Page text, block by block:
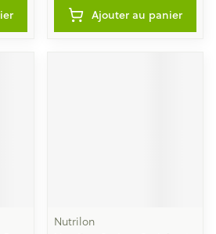
Ajouter au panier
Nutrilon